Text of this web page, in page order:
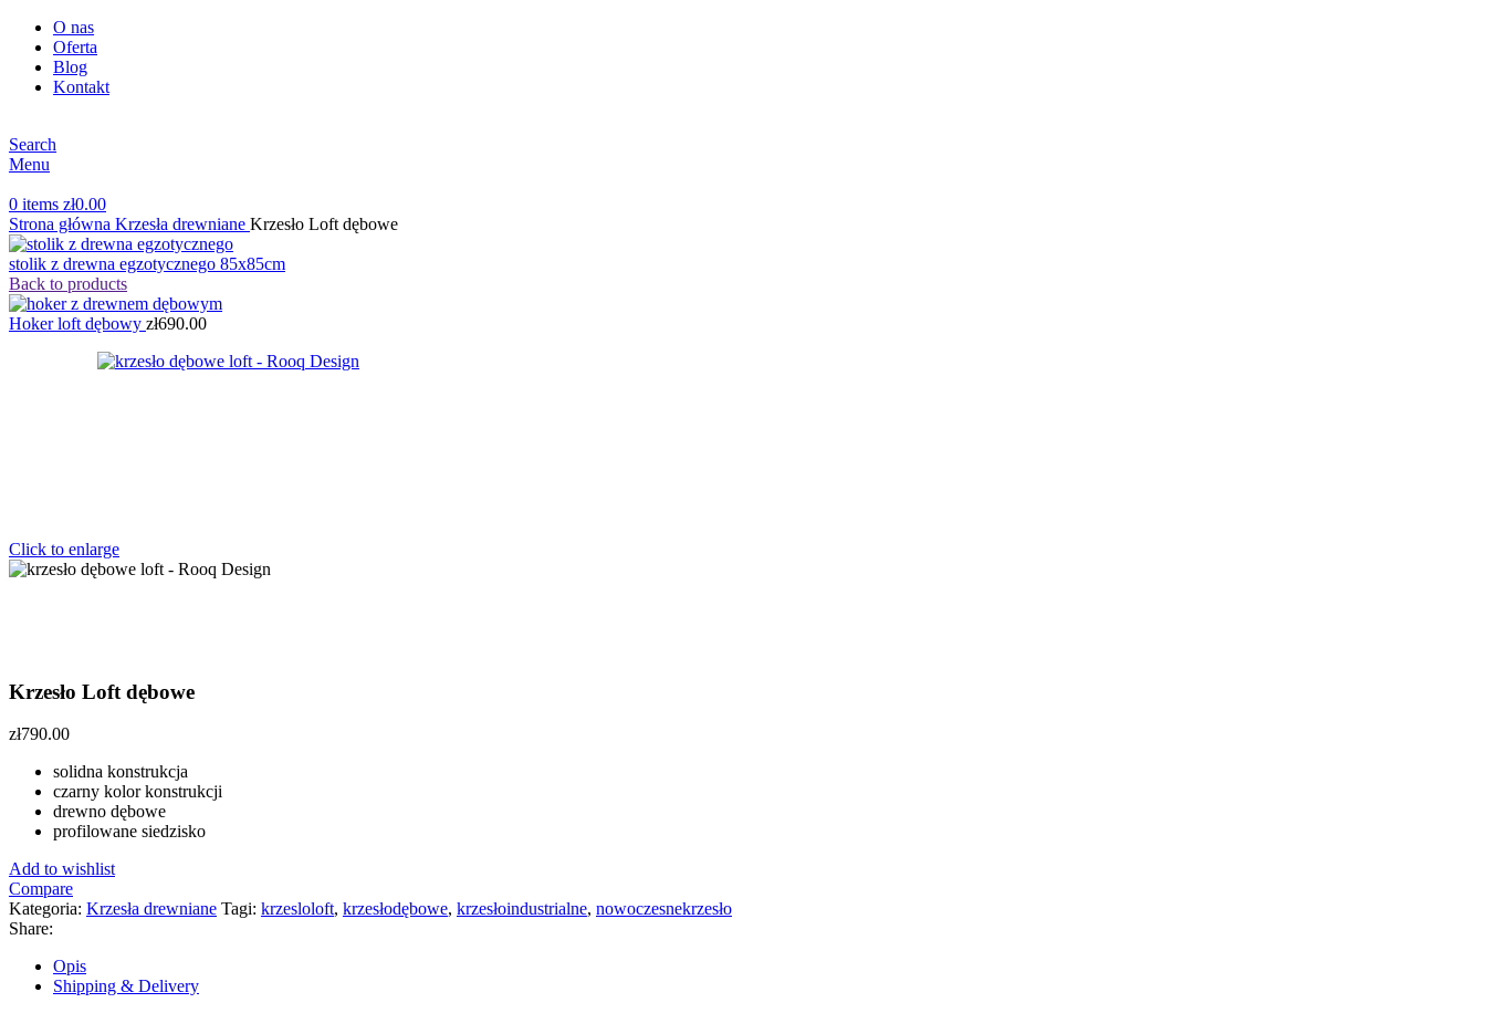
O nas
Oferta
Blog
Kontakt
Search
Menu
0 items zł0.00
Strona główna Krzesła drewniane Krzesło Loft dębowe
stolik z drewna egzotycznego 85x85cm
Back to products
Hoker loft dębowy zł690.00
Click to enlarge
Krzesło Loft dębowe
zł790.00
solidna konstrukcja
czarny kolor konstrukcji
drewno dębowe
profilowane siedzisko
Add to wishlist
Compare
Kategoria: Krzesła drewniane Tagi: krzesloloft, krzesłodębowe, krzesłoindustrialne, nowoczesnekrzesło
Share:
Opis
Shipping & Delivery